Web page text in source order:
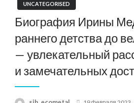
UNCATEGORISED
Биография Ирины
раннего детства до
— увлекательный
и замечательных
Posted